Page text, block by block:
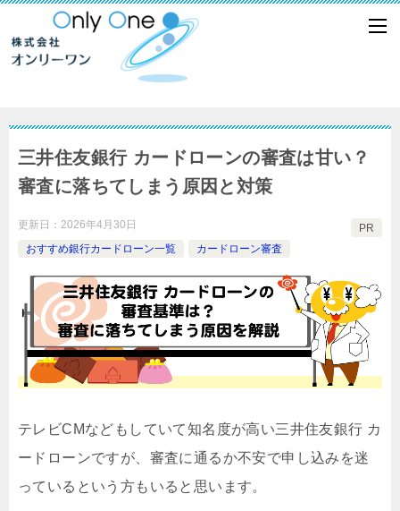
三井住友銀行 カードローンの審査は甘い？
審査に落ちてしまう原因と対策
更新日： 2026年4月30日
おすすめ銀行カードローン一覧
カードローン審査
PR
テレビCMなどもしていて知名度が高い三井住友銀行 カ
ードローンですが、審査に通るか不安で申し込みを迷
っているという方もいると思います。